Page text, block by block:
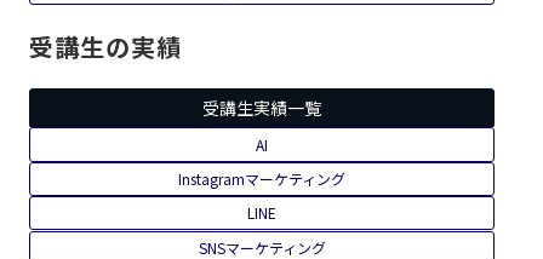
受講生の実績
受講生実績一覧
AI
Instagramマーケティング
LINE
SNSマーケティング